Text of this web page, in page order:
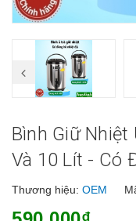
Bình Giữ Nhiệt
Và 10 Lít - Có
Thương hiệu: OEM